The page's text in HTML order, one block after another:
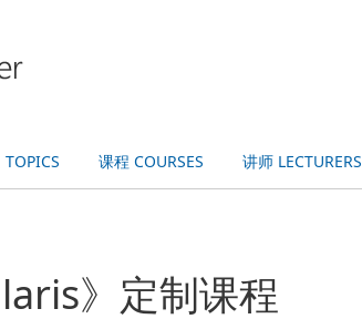
课程 COURSES 讲师 LECTURERS
》定制课程